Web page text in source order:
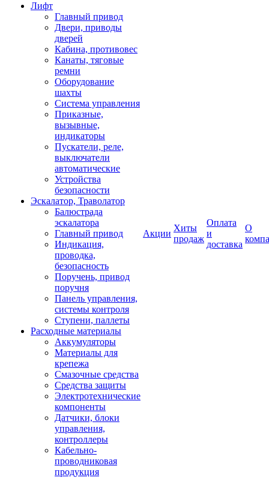
Лифт
Главный привод
Двери, приводы
дверей
Кабина, противовес
Канаты, тяговые
ремни
Оборудование
шахты
Система управления
Приказные,
вызывные,
индикаторы
Пускатели, реле,
выключатели
автоматические
Устройства
безопасности
Эскалатор, Траволатор
Балюстрада
эскалатора
Главный привод
Индикация,
проводка,
безопасность
Поручень, привод
поручня
Панель управления,
системы контроля
Ступени, паллеты
Расходные материалы
Аккумуляторы
Материалы для
крепежа
Смазочные средства
Средства защиты
Электротехнические
компоненты
Датчики, блоки
управления,
контроллеры
Кабельно-
проводниковая
продукция
Акции
Хиты
продаж
Оплата
и
доставка
О